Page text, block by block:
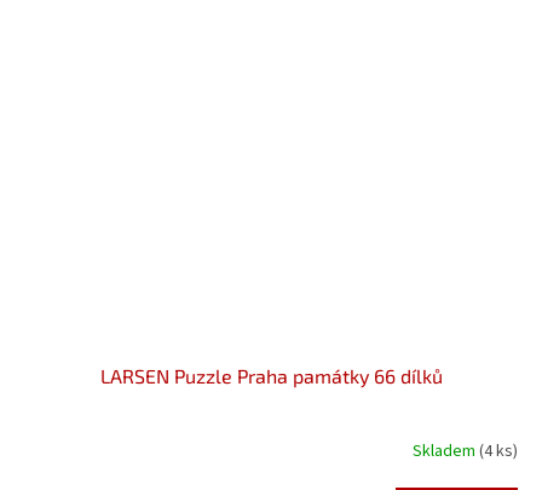
LARSEN Puzzle Praha památky 66 dílků
Skladem (4 ks)